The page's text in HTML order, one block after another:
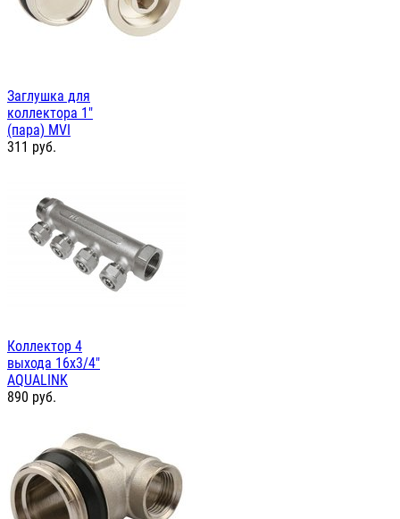
Заглушка для
коллектора 1"
(пара) MVI
311 руб.
Коллектор 4
выхода 16х3/4"
AQUALINK
890 руб.